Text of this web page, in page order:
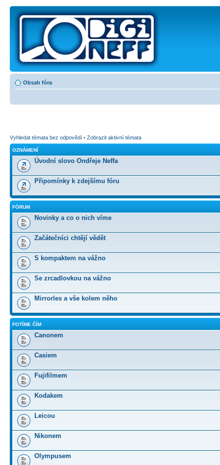
Obsah fóra
Vyhledat témata bez odpovědí • Zobrazit aktivní témata
OZNÁMENÍ
Úvodní slovo Ondřeje Neffa
Připomínky k zdejšímu fóru
FÓRUM
Novinky a co o nich víme
Začátečníci chtějí vědět
S kompaktem na vážno
Se zrcadlovkou na vážno
Mirrorles a vše kolem něho
FOTÍME ČÍM
Canonem
Casiem
Fujifilmem
Kodakem
Leicou
Nikonem
Olympusem